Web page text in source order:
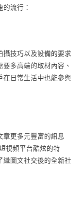
流行：
攝技巧以及設備的要求
多高端的取材內容、
在日常生活中也能參與
章更多元豐富的訊息
視頻平台酷炫的特
繼圖文社交後的全新社